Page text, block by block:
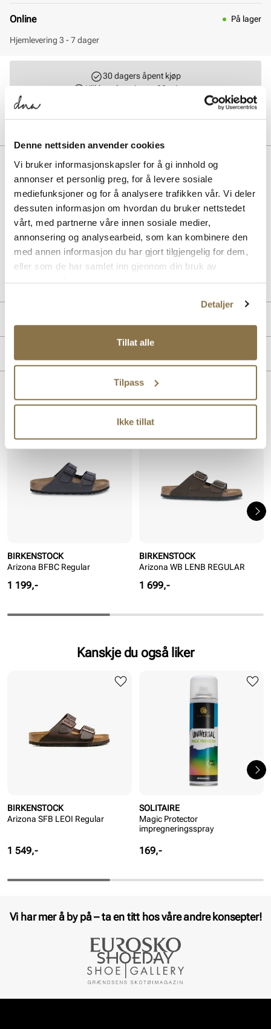
Denne nettsiden anvender cookies
Vi bruker informasjonskapsler for å gi innhold og
annonser et personlig preg, for å levere sosiale
mediefunksjoner og for å analysere trafikken vår. Vi deler
dessuten informasjon om hvordan du bruker nettstedet
vårt, med partnerne våre innen sosiale medier,
annonsering og analysearbeid, som kan kombinere den
med annen informasjon du har gjort tilgjengelig for dem,
eller som de har samlet inn gjennom din bruk av
Detaljer
Tillat alle
Tilpass
Ikke tillat
Online På lager
Hjemlevering 3 - 7 dager
30 dagers åpent kjøp
Klikk og hent innen 30 minutter
BESKRIVELSE
BIRKENSTOCK Arizona SFB Regular er en klassisk herresandal med
justerbare skinnstropper for optimal tilpasning. Den myke fotsengen
gir utmerket komfort og støtte hele dagen. Sandalen har slitesterk
syntet/gummisåle, perfekt for hverdagsbruk og gir en tidløs stil med
høy funksjonalitet.
Art. nr.11107400
For:Skinn
Lignende produkter
BIRKENSTOCK
Arizona BFBC Regular
Pris
1 199,-
BIRKENSTOCK
Arizona WB LENB REGULAR
Pris
1 699,-
Kanskje du også liker
BIRKENSTOCK
Arizona SFB LEOI Regular
Pris
1 549,-
SOLITAIRE
Magic Protector
impregneringsspray
Pris
169,-
Vi har mer å by på – ta en titt hos våre andre konsepter!